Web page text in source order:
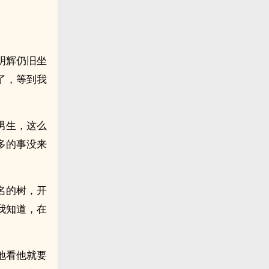
辉仍旧坐
，等到我
生，这么
的事没来
的树，开
知道，在
看他就要